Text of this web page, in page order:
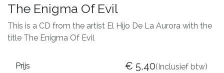
The Enigma Of Evil
This is a CD from the artist El Hijo De La Aurora with the
title The Enigma Of Evil
Prijs € 5,40(Inclusief btw)